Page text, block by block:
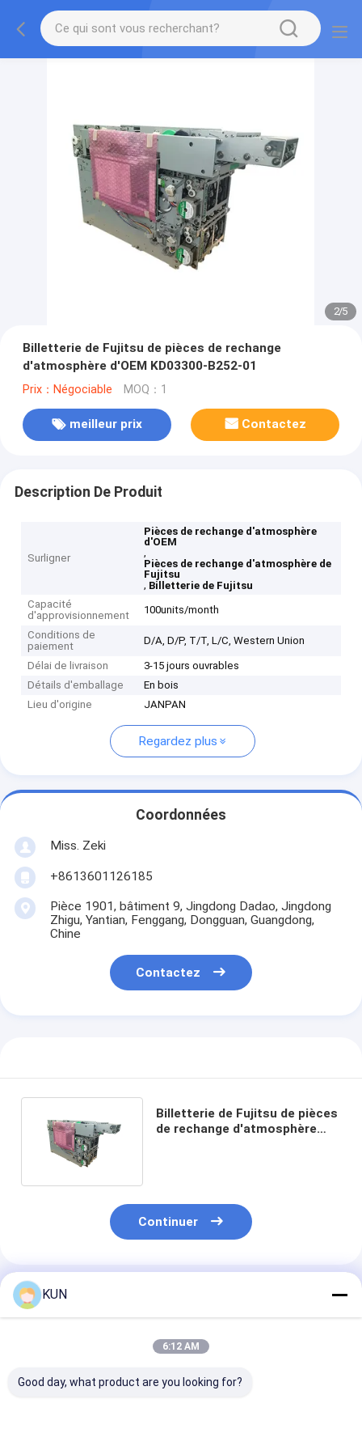
2/5
Billetterie de Fujitsu de pièces de rechange
d'atmosphère d'OEM KD03300-B252-01
Prix：Négociable MOQ：1
meilleur prix Contactez
Description De Produit
Surligner
Pièces de rechange d'atmosphère
d'OEM
,
Pièces de rechange d'atmosphère de
Fujitsu
, Billetterie de Fujitsu
Capacité
d'approvisionnement
100units/month
Conditions de
paiement
D/A, D/P, T/T, L/C, Western Union
Délai de livraison
3-15 jours ouvrables
Détails d'emballage
En bois
Lieu d'origine
JANPAN
Regardez plus
Coordonnées
Miss. Zeki
+8613601126185
Pièce 1901, bâtiment 9, Jingdong Dadao, Jingdong
Zhigu, Yantian, Fenggang, Dongguan, Guangdong,
Chine
Contactez
Billetterie de Fujitsu de pièces
de rechange d'atmosphère
Continuer
Produits Recommandés
KUN
6:12 AM
Good day, what product are you looking for?